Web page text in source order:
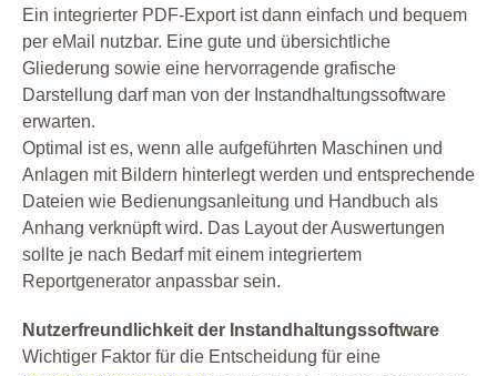
Ein integrierter PDF-Export ist dann einfach und bequem
per eMail nutzbar. Eine gute und übersichtliche
Gliederung sowie eine hervorragende grafische
Darstellung darf man von der Instandhaltungssoftware
erwarten.
Optimal ist es, wenn alle aufgeführten Maschinen und
Anlagen mit Bildern hinterlegt werden und entsprechende
Dateien wie Bedienungsanleitung und Handbuch als
Anhang verknüpft wird. Das Layout der Auswertungen
sollte je nach Bedarf mit einem integriertem
Reportgenerator anpassbar sein.
Nutzerfreundlichkeit der Instandhaltungssoftware
Wichtiger Faktor für die Entscheidung für eine